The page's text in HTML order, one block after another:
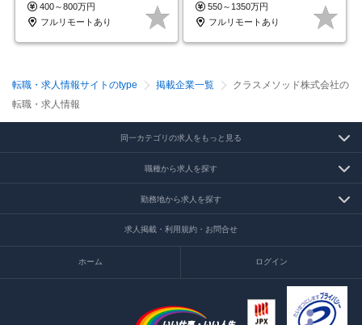
400～800万円
フルリモートあり
550～1350万円
フルリモートあり
転職・求人情報サイトのtype 掲載企業一覧
クラスメソッド株式会社の
転職・求人情報
同一カテゴリの求人をもっと見る
職種から求人を探す
勤務地から求人を探す
求人掲載・利用規約・お問合せ
ホーム ログイン